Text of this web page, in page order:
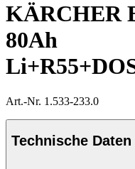
KÄRCHER
80Ah
Art.-Nr. 1.533-233.0
Technische Daten